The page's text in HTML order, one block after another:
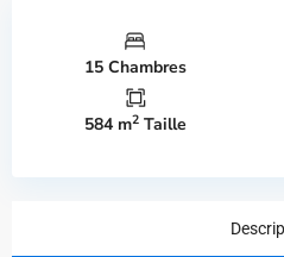
15 Chambres
584 m2Taille